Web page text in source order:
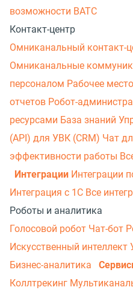
возможности ВАТС
Контакт-центр
Омниканальный контакт-
Омниканальные
персоналом Рабочее
отчетов Робот-
ресурсами База знаний
(API) для УВК (CRM) Чат
эффективности работы
Интеграции Интеграции
Интеграция с 1С Все
Роботы и аналитика
Голосовой робот Чат-бот
Искусственный интеллект
Бизнес-аналитика
Коллтрекинг